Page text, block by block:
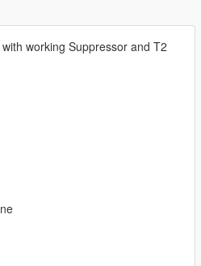
working Suppressor and T2